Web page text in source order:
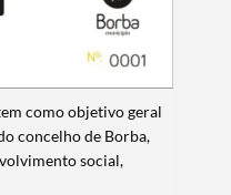
como objetivo geral
concelho de Borba,
social,